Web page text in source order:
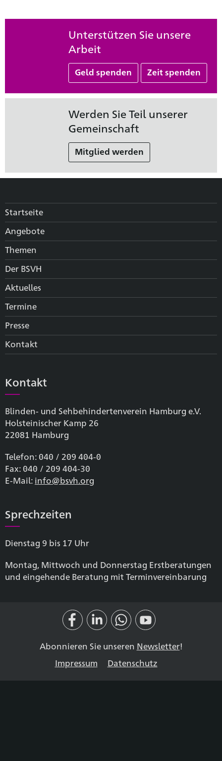
Unterstützen Sie unsere
Arbeit
Geld spenden Zeit spenden
Werden Sie Teil unserer
Gemeinschaft
Mitglied werden
Startseite
Angebote
Themen
Der BSVH
Aktuelles
Termine
Presse
Kontakt
Kontakt
Blinden- und Sehbehinderten­verein Hamburg e.V.
Holsteinischer Kamp 26
22081 Hamburg
Telefon: 040 / 209 404-0
Fax: 040 / 209 404-30
E-Mail: info@bsvh.org
Sprechzeiten
Dienstag 9 bis 17 Uhr
Montag, Mittwoch und Donnerstag Erstberatungen
und eingehende Beratung mit Terminvereinbarung
Abonnieren Sie unseren Newsletter!
Impressum
Datenschutz